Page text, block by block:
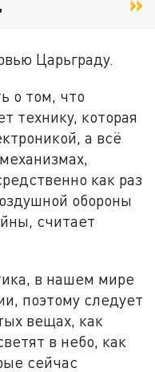
Царьграду.
о том, что
технику, которая
а всё
как раз
обороны
считает
в нашем мире
поэтому следует
вещах, как
в небо, как
сейчас